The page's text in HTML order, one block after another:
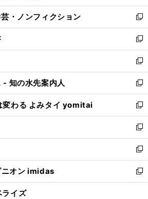
開
く
ウ
で
開
く
ン
ド
ウ
で
開
く
ウ
ィ
ン
ド
ウ
で
開
く
・ノンフィクション
新
し
い
ウ
ィ
ン
ド
ウ
で
開
く
新
し
い
ウ
ィ
ン
ド
ウ
で
開
く
新
し
い
ウ
ィ
ン
ド
ウ
で
開
く
- 知の水先案内人
新
し
い
ウ
ィ
ン
ド
ウ
で
開
変わる よみタイ yomitai
新
し
い
ウ
ィ
ン
ド
ウ
新
し
い
ウ
ィ
ン
新
し
い
ウ
ニオン imidas
新
し
ライズ